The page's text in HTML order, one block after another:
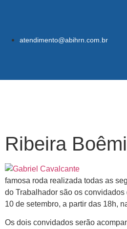
atendimento@abihrn.com.br
Ribeira
famosa roda realizada todas as
do Trabalhador são os
10 de setembro, a partir das 18h,
Os dois convidados serão